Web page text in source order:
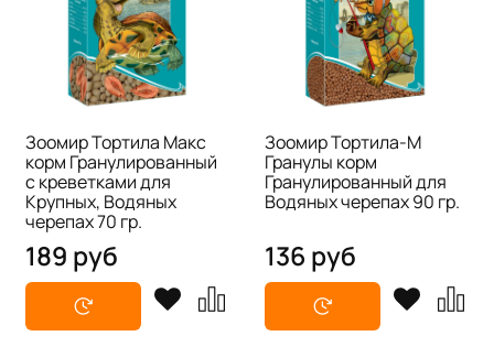
Зоомир Тортила Макс
корм Гранулированный
с креветками для
Крупных, Водяных
черепах 70 гр.
189 руб
Зоомир Тортила-М
Гранулы корм
Гранулированный для
Водяных черепах 90 гр.
136 руб